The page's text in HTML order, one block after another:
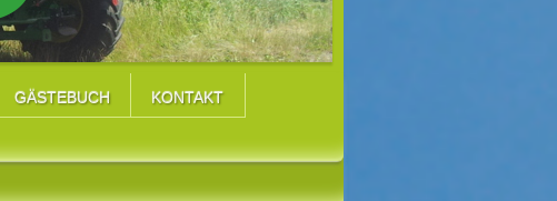
GÄSTEBUCH KONTAKT